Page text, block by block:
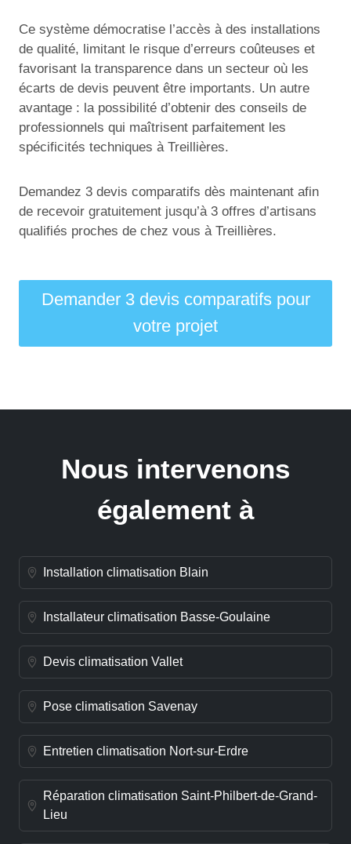
Ce système démocratise l’accès à des installations
de qualité, limitant le risque d’erreurs coûteuses et
favorisant la transparence dans un secteur où les
écarts de devis peuvent être importants. Un autre
avantage : la possibilité d’obtenir des conseils de
professionnels qui maîtrisent parfaitement les
spécificités techniques à Treillières.
Demandez 3 devis comparatifs dès maintenant afin
de recevoir gratuitement jusqu’à 3 offres d’artisans
qualifiés proches de chez vous à Treillières.
Demander 3 devis comparatifs pour
votre projet
Nous intervenons
également à
Installation climatisation Blain
Installateur climatisation Basse-Goulaine
Devis climatisation Vallet
Pose climatisation Savenay
Entretien climatisation Nort-sur-Erdre
Réparation climatisation Saint-Philbert-de-Grand-
Lieu